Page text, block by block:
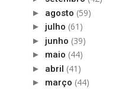
► agosto (59)
► julho (61)
► junho (39)
► maio (44)
► abril (41)
► março (44)